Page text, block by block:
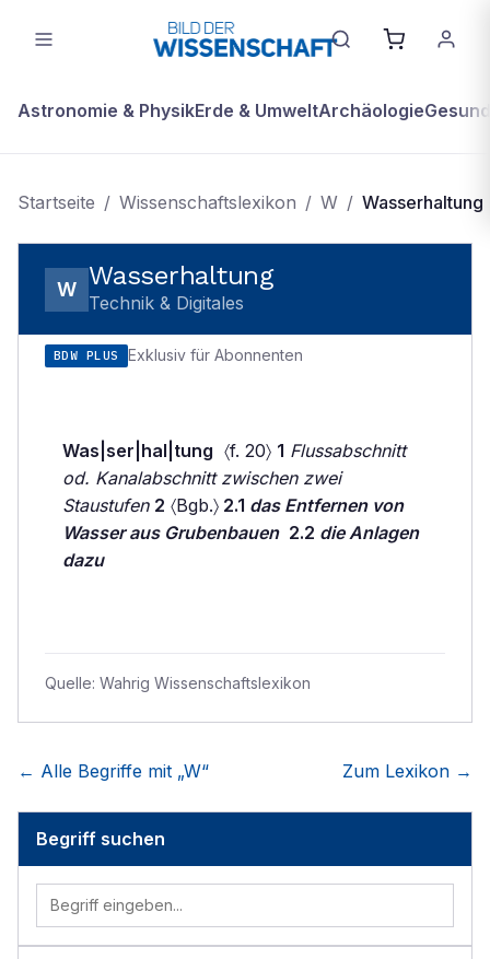
Astronomie & PhysikErde & UmweltArchäologie
Startseite / Wissenschaftslexikon / W / Wasserhaltung
W Wasserhaltung
Technik & Digitales
BDW PLUS Exklusiv für Abonnenten
Was|ser|hal|tung 〈f. 20〉 1 Flussabschnitt
od. Kanalabschnitt zwischen zwei
Staustufen 2 〈Bgb.〉 2.1 das Entfernen von
Wasser aus Grubenbauen 2.2 die Anlagen
dazu
Quelle: Wahrig Wissenschaftslexikon
← Alle Begriffe mit „W“ Zum Lexikon →
Begriff suchen